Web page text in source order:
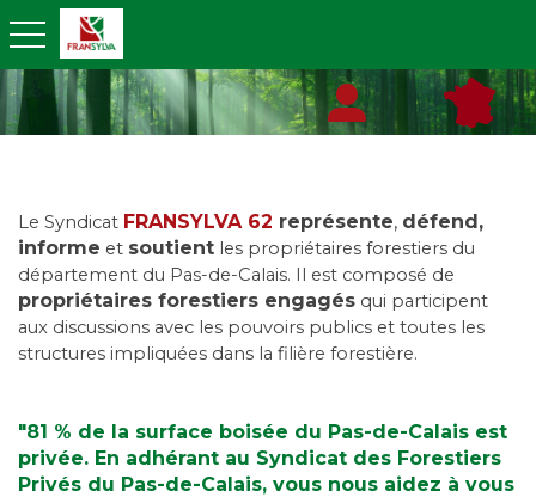
toggle navigation
Le Syndicat FRANSYLVA 62 représente, défend,
informe et soutient les propriétaires forestiers du
département du Pas-de-Calais. Il est composé de
propriétaires forestiers engagés qui participent
aux discussions avec les pouvoirs publics et toutes les
structures impliquées dans la filière forestière.
"81 % de la surface boisée du Pas-de-Calais est
privée. En adhérant au Syndicat des Forestiers
Privés du Pas-de-Calais, vous nous aidez à vous